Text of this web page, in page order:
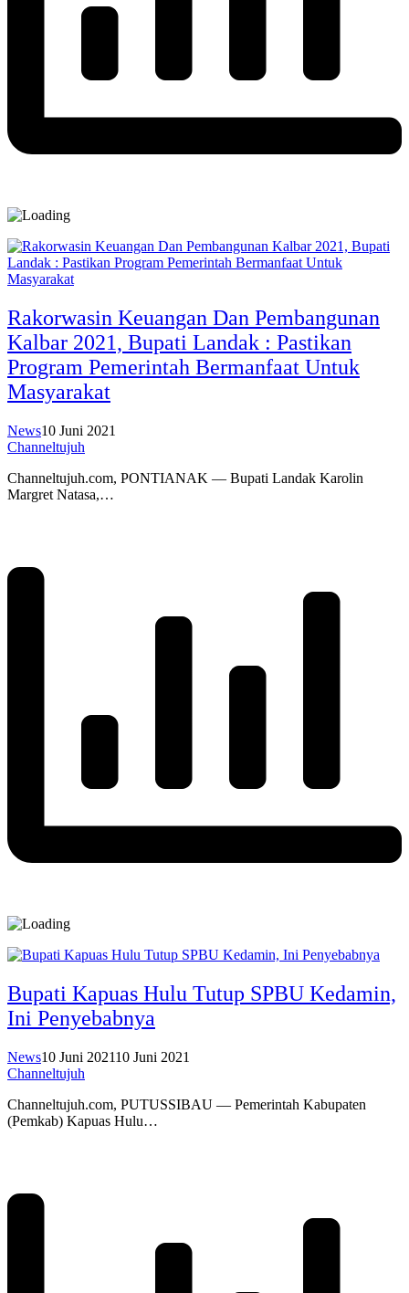
Rakorwasin Keuangan Dan Pembangunan
Kalbar 2021, Bupati Landak : Pastikan
Program Pemerintah Bermanfaat Untuk
Masyarakat
News10 Juni 2021
Channeltujuh
Channeltujuh.com, PONTIANAK — Bupati Landak Karolin
Margret Natasa,…
Bupati Kapuas Hulu Tutup SPBU Kedamin,
Ini Penyebabnya
News10 Juni 202110 Juni 2021
Channeltujuh
Channeltujuh.com, PUTUSSIBAU — Pemerintah Kabupaten
(Pemkab) Kapuas Hulu…